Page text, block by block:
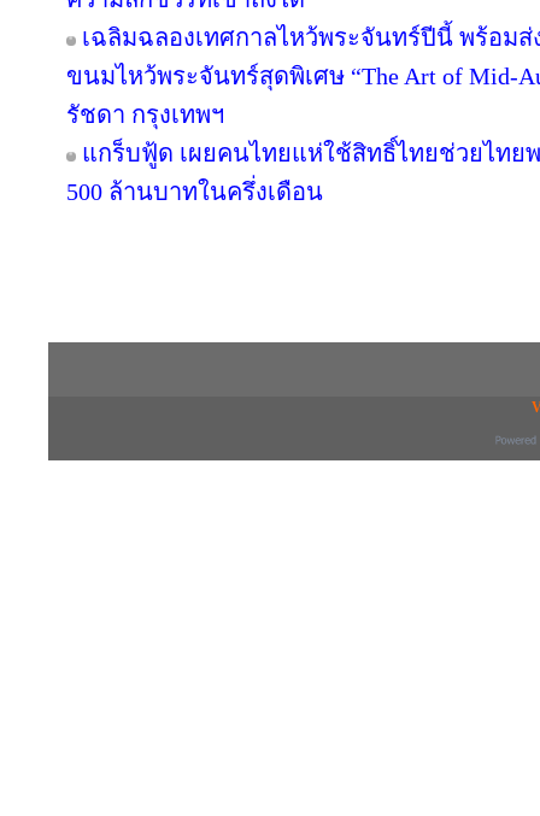
เฉลิมฉลองเทศกาลไหว้พระจันทร์ปีนี้ พร้อม
ขนมไหว้พระจันทร์สุดพิเศษ “The Art of Mid-
รัชดา กรุงเทพฯ
แกร็บฟู้ด เผยคนไทยแห่ใช้สิทธิ์ไทยช่วยไทยพ
500 ล้านบาทในครึ่งเดือน